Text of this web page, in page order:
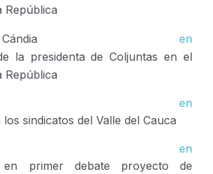
República
en
la presidenta de Coljuntas en el
República
sindicatos del Valle del Cauca
primer debate proyecto de